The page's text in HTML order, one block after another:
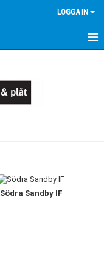
LOGGA IN
Södra Sandby IF